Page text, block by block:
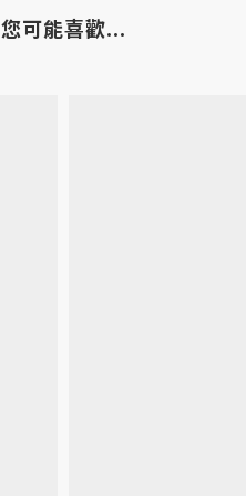
您可能喜歡...